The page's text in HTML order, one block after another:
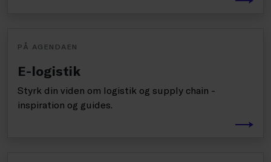
PÅ AGENDAEN
E-logistik
Styrk din viden om logistik og supply chain -
inspiration og guides.